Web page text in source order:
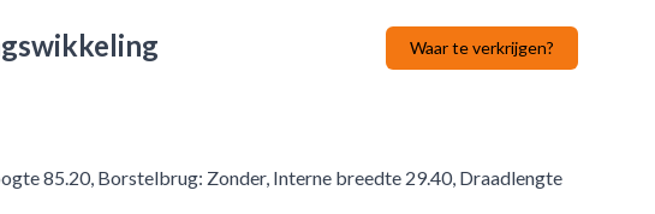
Waar te verkrijgen?
85.20, Borstelbrug: Zonder, Interne breedte 29.40, Draadlengte